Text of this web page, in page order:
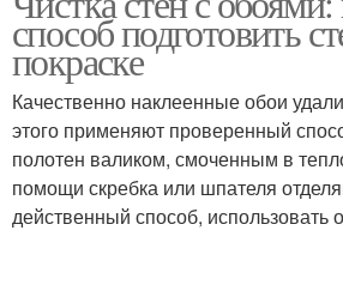
Стены от старых
Стен перед покраской
способ подготовить
покраске
Качественно наклеенные обои
этого применяют проверенный
полотен валиком, смоченным в
помощи скребка или шпателя
действенный способ, использовать